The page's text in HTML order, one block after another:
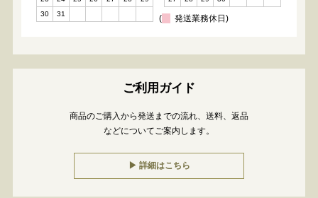
30
31 ( 発送業務休日)
ご利用ガイド
商品のご購入から発送までの流れ、送料、返品
などについてご案内します。
▶︎ 詳細はこちら